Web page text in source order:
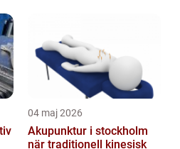
04 maj 2026
Akupunktur i stockholm
när traditionell kinesisk